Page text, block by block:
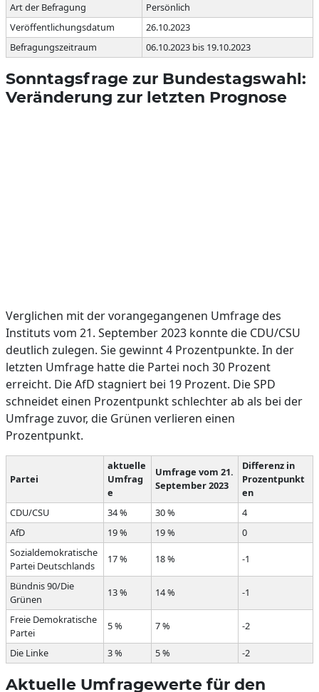
Art der Befragung
Persönlich
Veröffentlichungsdatum
26.10.2023
Befragungszeitraum
06.10.2023 bis 19.10.2023
Sonntagsfrage zur Bundestagswahl:
Veränderung zur letzten Prognose
Verglichen mit der vorangegangenen Umfrage des
Instituts vom 21. September 2023 konnte die CDU/CSU
deutlich zulegen. Sie gewinnt 4 Prozentpunkte. In der
letzten Umfrage hatte die Partei noch 30 Prozent
erreicht. Die AfD stagniert bei 19 Prozent. Die SPD
schneidet einen Prozentpunkt schlechter ab als bei der
Umfrage zuvor, die Grünen verlieren einen
Prozentpunkt.
Partei
aktuelle
Umfrag
e
Umfrage vom 21.
September 2023
Differenz in
Prozentpunkt
en
CDU/CSU
34 % 30 %
4
AfD
19 % 19 %
0
Sozialdemokratische
Partei Deutschlands
17 % 18 % -1
Bündnis 90/Die
Grünen
13 % 14 % -1
Freie Demokratische
Partei
5 % 7 % -2
Die Linke 3 % 5 % -2
Aktuelle Umfragewerte für den